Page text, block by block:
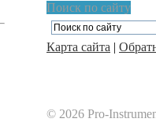
Поиск по сайту
Карта сайта |
© 2026 Pro-